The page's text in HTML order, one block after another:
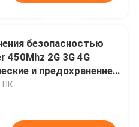
безопасностью
450Mhz 2G 3G 4G
и предохранение
ПК